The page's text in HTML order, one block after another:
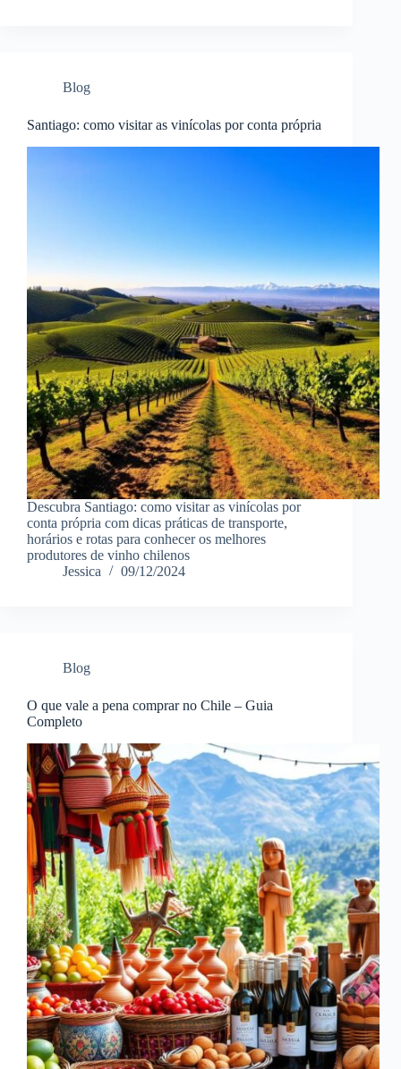
Blog
Santiago: como visitar as vinícolas por conta própria
Descubra Santiago: como visitar as vinícolas por
conta própria com dicas práticas de transporte,
horários e rotas para conhecer os melhores
produtores de vinho chilenos
Jessica
09/12/2024
Blog
O que vale a pena comprar no Chile – Guia
Completo